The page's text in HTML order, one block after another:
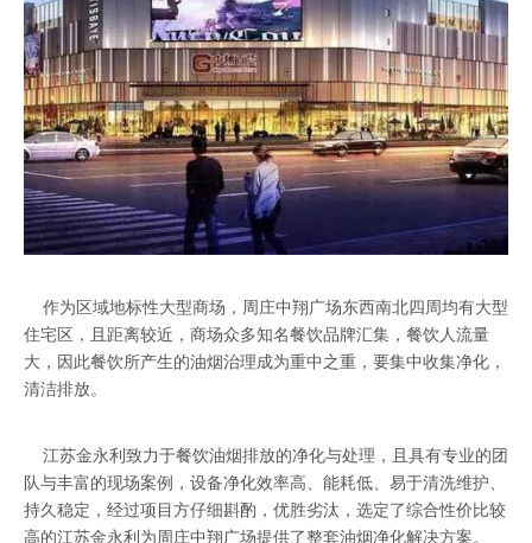
作为区域地标性大型商场，周庄中翔广场东西南北四周均有大型
住宅区，且距离较近，商场众多知名餐饮品牌汇集，餐饮人流量
大，因此餐饮所产生的油烟治理成为重中之重，要集中收集净化，
清洁排放。
江苏金永利致力于餐饮油烟排放的净化与处理，且具有专业的团
队与丰富的现场案例，设备净化效率高、能耗低、易于清洗维护、
持久稳定，经过项目方仔细斟酌，优胜劣汰，选定了综合性价比较
高的江苏金永利为周庄中翔广场提供了整套油烟净化解决方案。